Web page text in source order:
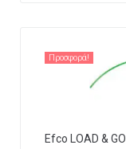
Προσφορά!
Efco LOAD & GO